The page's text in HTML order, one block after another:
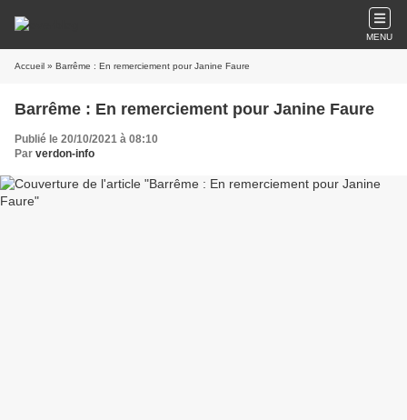
MENU
Accueil » Barrême : En remerciement pour Janine Faure
Barrême : En remerciement pour Janine Faure
Publié le 20/10/2021 à 08:10
Par verdon-info